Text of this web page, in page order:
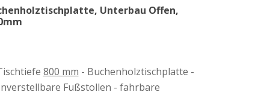
Unterbau Offen,
800 mm - Buchenholztischplatte -
Fußstollen - fahrbare